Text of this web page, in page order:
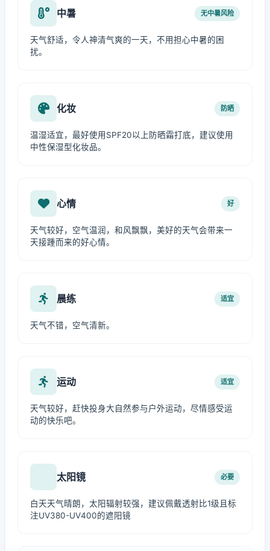
中暑 无中暑风险
天气舒适，令人神清气爽的一天，不用担心中暑的困
扰。
化妆 防晒
温湿适宜，最好使用SPF20以上防晒霜打底，建议使用
中性保湿型化妆品。
心情 好
天气较好，空气温润，和风飘飘，美好的天气会带来一
天接踵而来的好心情。
晨练 适宜
天气不错，空气清新。
运动 适宜
天气较好，赶快投身大自然参与户外运动，尽情感受运
动的快乐吧。
太阳镜 必要
白天天气晴朗，太阳辐射较强，建议佩戴透射比1级且标
注UV380-UV400的遮阳镜